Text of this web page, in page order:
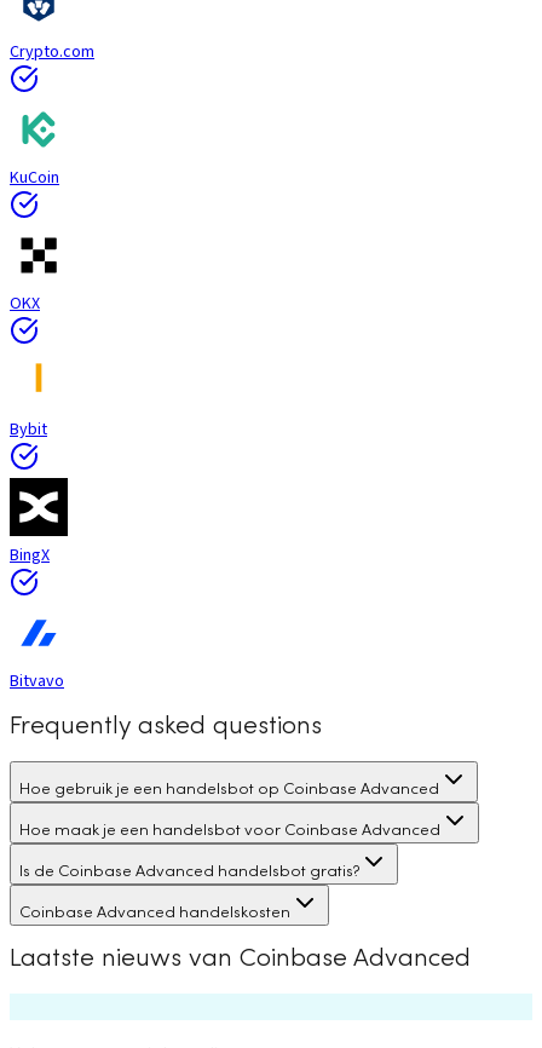
Crypto.com
KuCoin
OKX
Bybit
BingX
Bitvavo
Frequently asked questions
Hoe gebruik je een handelsbot op Coinbase Advanced
Hoe maak je een handelsbot voor Coinbase Advanced
Is de Coinbase Advanced handelsbot gratis?
Coinbase Advanced handelskosten
Laatste nieuws van Coinbase Advanced